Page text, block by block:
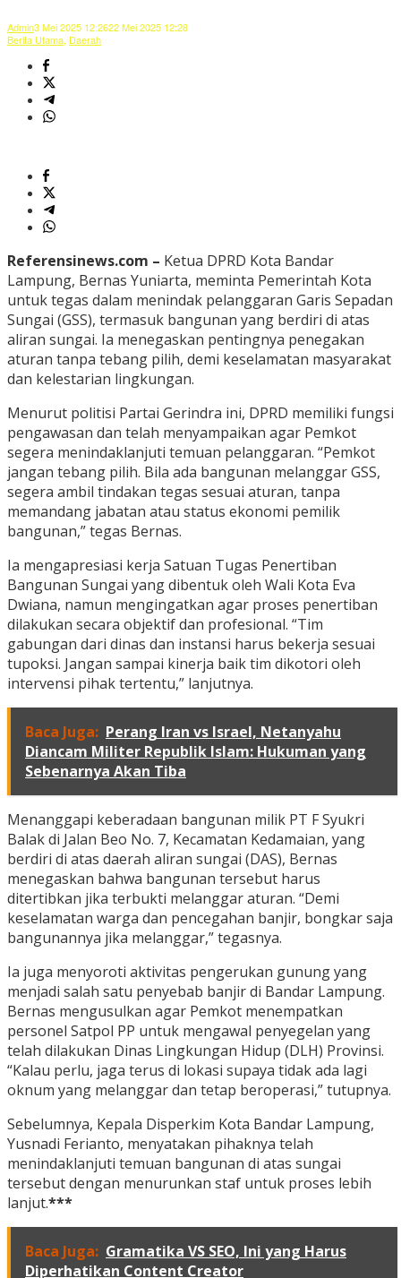
Admin3 Mei 2025 12:2622 Mei 2025 12:28
Berita Utama, Daerah
Referensinews.com – Ketua DPRD Kota Bandar
Lampung, Bernas Yuniarta, meminta Pemerintah Kota
untuk tegas dalam menindak pelanggaran Garis Sepadan
Sungai (GSS), termasuk bangunan yang berdiri di atas
aliran sungai. Ia menegaskan pentingnya penegakan
aturan tanpa tebang pilih, demi keselamatan masyarakat
dan kelestarian lingkungan.
Menurut politisi Partai Gerindra ini, DPRD memiliki fungsi
pengawasan dan telah menyampaikan agar Pemkot
segera menindaklanjuti temuan pelanggaran. “Pemkot
jangan tebang pilih. Bila ada bangunan melanggar GSS,
segera ambil tindakan tegas sesuai aturan, tanpa
memandang jabatan atau status ekonomi pemilik
bangunan,” tegas Bernas.
Ia mengapresiasi kerja Satuan Tugas Penertiban
Bangunan Sungai yang dibentuk oleh Wali Kota Eva
Dwiana, namun mengingatkan agar proses penertiban
dilakukan secara objektif dan profesional. “Tim
gabungan dari dinas dan instansi harus bekerja sesuai
tupoksi. Jangan sampai kinerja baik tim dikotori oleh
intervensi pihak tertentu,” lanjutnya.
Baca Juga: Perang Iran vs Israel, Netanyahu
Diancam Militer Republik Islam: Hukuman yang
Sebenarnya Akan Tiba
Menanggapi keberadaan bangunan milik PT F Syukri
Balak di Jalan Beo No. 7, Kecamatan Kedamaian, yang
berdiri di atas daerah aliran sungai (DAS), Bernas
menegaskan bahwa bangunan tersebut harus
ditertibkan jika terbukti melanggar aturan. “Demi
keselamatan warga dan pencegahan banjir, bongkar saja
bangunannya jika melanggar,” tegasnya.
Ia juga menyoroti aktivitas pengerukan gunung yang
menjadi salah satu penyebab banjir di Bandar Lampung.
Bernas mengusulkan agar Pemkot menempatkan
personel Satpol PP untuk mengawal penyegelan yang
telah dilakukan Dinas Lingkungan Hidup (DLH) Provinsi.
“Kalau perlu, jaga terus di lokasi supaya tidak ada lagi
oknum yang melanggar dan tetap beroperasi,” tutupnya.
Sebelumnya, Kepala Disperkim Kota Bandar Lampung,
Yusnadi Ferianto, menyatakan pihaknya telah
menindaklanjuti temuan bangunan di atas sungai
tersebut dengan menurunkan staf untuk proses lebih
lanjut.***
Baca Juga: Gramatika VS SEO, Ini yang Harus
Diperhatikan Content Creator